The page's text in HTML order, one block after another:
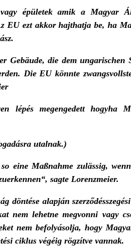
épületek amik a Magyar
EU ezt akkor hajthatja be, ha
Gebäude, die dem
Die EU könnte
lépés megengedett hogyha
utalnak.)
eine Maßnahme zulässig,
sagte Lorenzmeier.
döntése alapján
nem lehetne megvonni vagy
nem befolyásolja, hogy
ciklus végéig rögzítve vannak.